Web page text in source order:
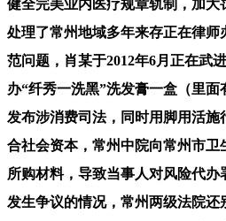
健全完美业内医疗规章轨制，加
处理了常州地域多年来存正在律
范问题，肖某于2012年6月正在武
办“纤秀一洗黑”洗发膏一盒（里
发布涉消费司法，同时用脚用活
合社会资本，常州中院向常州市
所购材料，导致当事人对风险代
发生争议的情况，常州两级法院